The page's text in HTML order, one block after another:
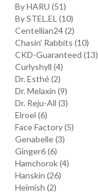
By HARU (51)
By STEL.EL (10)
Centellian24(2)
Chasin’ Rabbits (10)
CKD-Guaranteed (13)
Curlyshyll (4)
Dr. Esthé(2)
Dr. Melaxin (9)
Dr. Reju-All (3)
Elroel (6)
Face Factory(5)
Genabelle(3)
Ginger6(6)
Hamchorok(4)
Hanskin (26)
Heimish (2)